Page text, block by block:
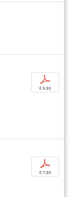
p
€ 9,95
p
€ 7,95